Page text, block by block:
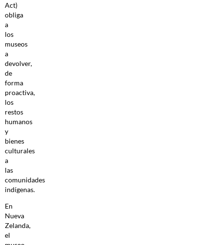
Act)
obliga
a
los
museos
a
devolver,
de
forma
proactiva,
los
restos
humanos
y
bienes
culturales
a
las
comunidades
indígenas.
En
Nueva
Zelanda,
el